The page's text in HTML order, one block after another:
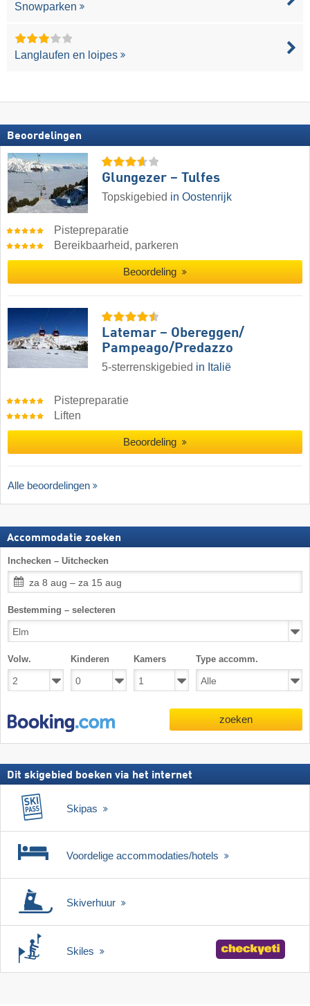
Snowparken
Langlaufen en loipes
Beoordelingen
Glungezer – Tulfes
Topskigebied in Oostenrijk
Pistepreparatie
Bereikbaarheid, parkeren
Beoordeling
Latemar – Obereggen/​
Pampeago/​Predazzo
5-sterrenskigebied in Italië
Pistepreparatie
Liften
Beoordeling
Alle beoordelingen
Accommodatie zoeken
Inchecken – Uitchecken
za 8 aug – za 15 aug
Bestemming – selecteren
Volw. Kinderen Kamers Type accomm.
zoeken
Dit skigebied boeken via het internet
Skipas
Voordelige accommodaties/hotels
Skiverhuur
Skiles